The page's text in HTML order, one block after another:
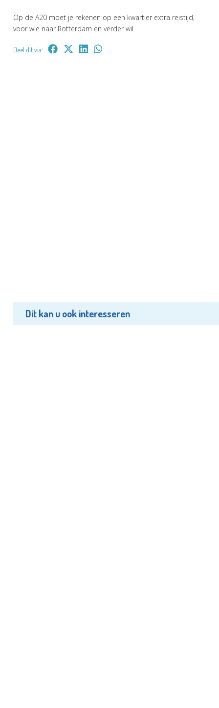
Op de A20 moet je rekenen op een kwartier extra reistijd,
voor wie naar Rotterdam en verder wil.
Deel dit via:
Dit kan u ook interesseren